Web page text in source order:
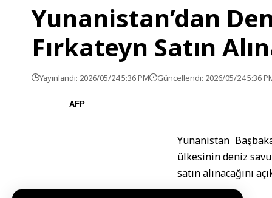
Yunanistan’dan
Fırkateyn Satın
Yayınlandı: 2026/05/24 5:36 PM Güncellendi: 2026/05/24 5:36
AFP
Yunanistan
ülkesinin deniz
satın alınacağını